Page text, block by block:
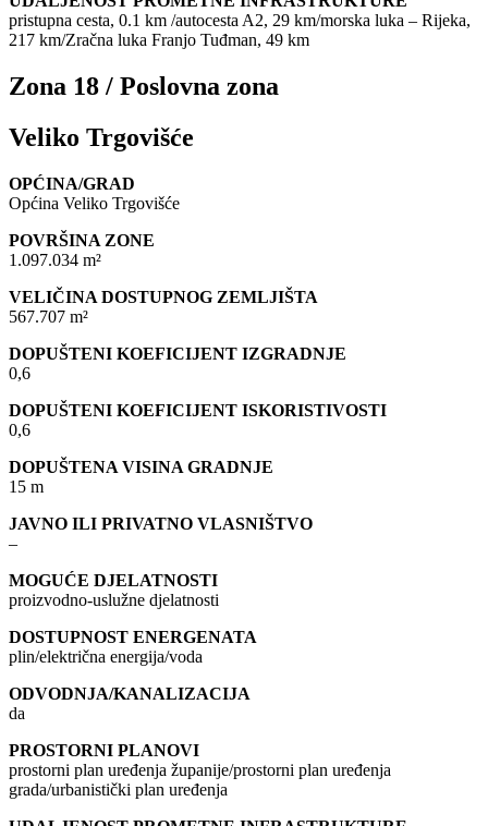
pristupna cesta, 0.1 km /autocesta A2, 29 km/morska luka – Rijeka,
217 km/Zračna luka Franjo Tuđman, 49 km
Zona 18 / Poslovna zona
Veliko Trgovišće
OPĆINA/GRAD
Općina Veliko Trgovišće
POVRŠINA ZONE
1.097.034 m²
VELIČINA DOSTUPNOG ZEMLJIŠTA
567.707 m²
DOPUŠTENI KOEFICIJENT IZGRADNJE
0,6
DOPUŠTENI KOEFICIJENT ISKORISTIVOSTI
0,6
DOPUŠTENA VISINA GRADNJE
15 m
JAVNO ILI PRIVATNO VLASNIŠTVO
–
MOGUĆE DJELATNOSTI
proizvodno-uslužne djelatnosti
DOSTUPNOST ENERGENATA
plin/električna energija/voda
ODVODNJA/KANALIZACIJA
da
PROSTORNI PLANOVI
prostorni plan uređenja županije/prostorni plan uređenja
grada/urbanistički plan uređenja